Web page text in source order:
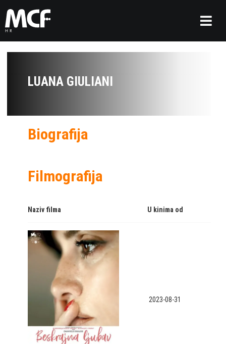
LUANA GIULIANI
Biografija
Filmografija
Naziv filma U kinima od
2023-08-31